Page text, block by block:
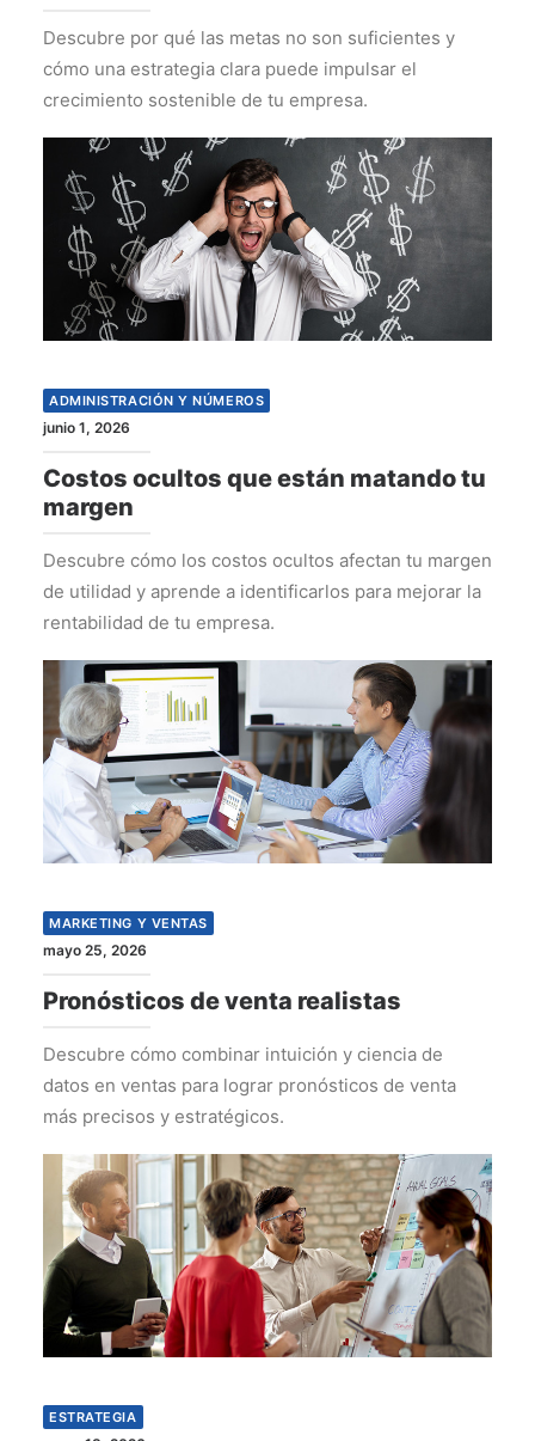
Descubre por qué las metas no son suficientes y
cómo una estrategia clara puede impulsar el
crecimiento sostenible de tu empresa.
ADMINISTRACIÓN Y NÚMEROS
junio 1, 2026
Costos ocultos que están matando tu
margen
Descubre cómo los costos ocultos afectan tu margen
de utilidad y aprende a identificarlos para mejorar la
rentabilidad de tu empresa.
MARKETING Y VENTAS
mayo 25, 2026
Pronósticos de venta realistas
Descubre cómo combinar intuición y ciencia de
datos en ventas para lograr pronósticos de venta
más precisos y estratégicos.
ESTRATEGIA